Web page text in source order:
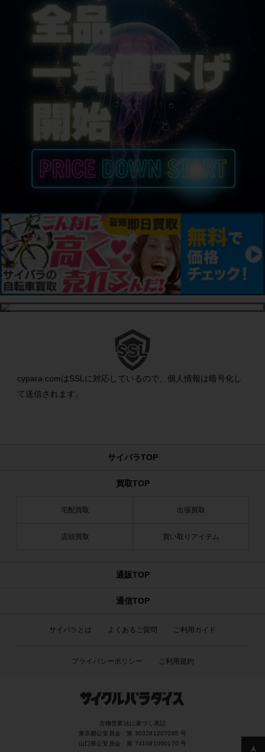
cypara.comはSSLに対応しているので、個人情報は暗号化し
て送信されます。
サイパラTOP
買取TOP
宅配買取 出張買取
店頭買取 買い取りアイテム
通販TOP
通信TOP
サイパラとは よくあるご質問 ご利用ガイド
プライバシーポリシー ご利用規約
古物営業法に基づく表記
東京都公安員会 第 303281207095 号
山口県公安員会 第 741081000170 号